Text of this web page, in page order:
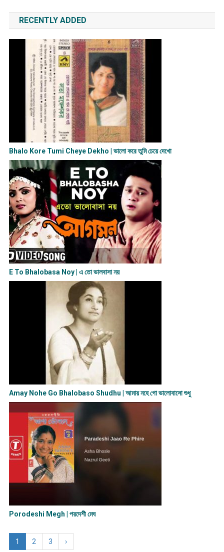
RECENTLY ADDED
Bhalo Kore Tumi Cheye Dekho | ভালো করে তুমি চেয়ে দেখো
E To Bhalobasa Noy | এ তো ভালবাসা ন​য়
Amay Nohe Go Bhalobaso Shudhu | আমায় নহে গো ভালোবাসো শুধু
Porodeshi Megh | পরদেশী মেঘ
1 2 3 ›